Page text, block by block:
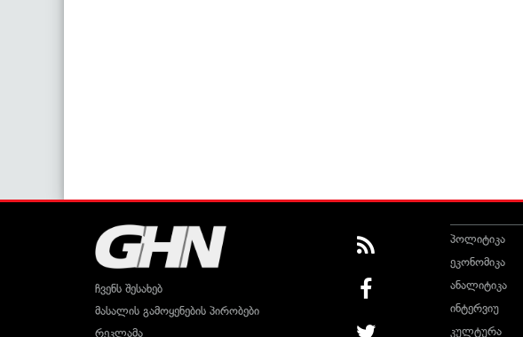
ჩვენს შესახებ
მასალის გამოყენების პირობები
რეკლამა
პოლიტიკა
ეკონომიკა
ანალიტიკა
ინტერვიუ
კულტურა